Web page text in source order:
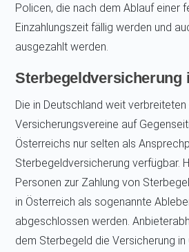
Policen, die nach dem Ablauf einer
Einzahlungszeit fällig werden und
ausgezahlt werden.
Sterbegeldversicherung
Die in Deutschland weit
Versicherungsvereine auf
Österreichs nur selten als
Sterbegeldversicherung verfügbar.
Personen zur Zahlung von
in Österreich als sogenannte
abgeschlossen werden.
dem Sterbegeld die Versicherung